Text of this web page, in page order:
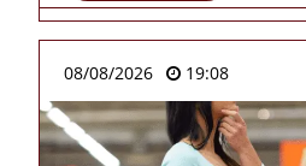
08/08/2026 19:08